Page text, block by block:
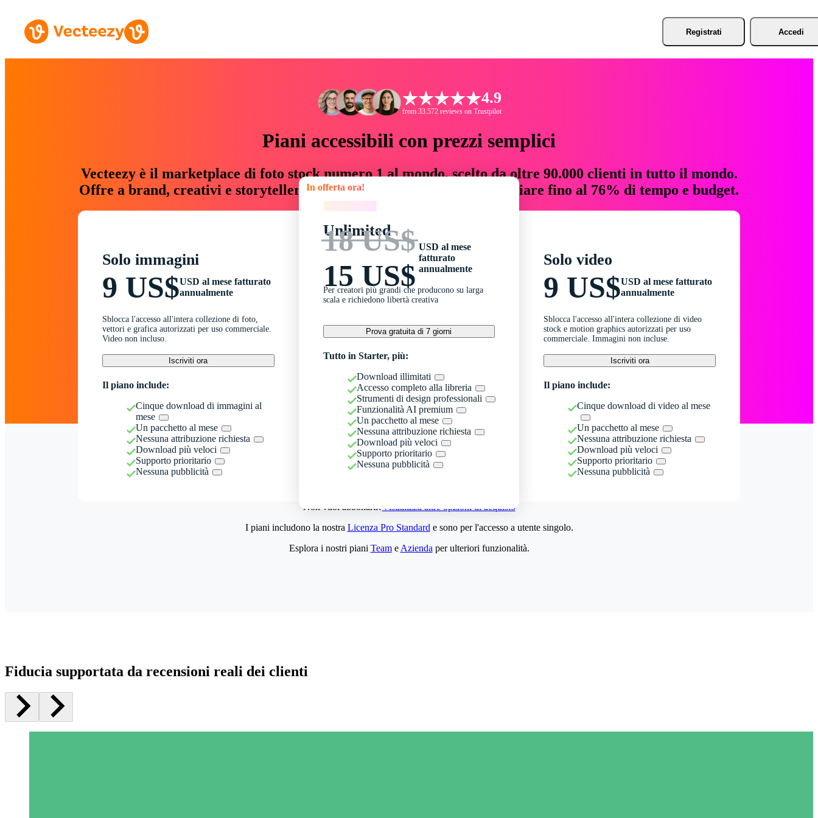
Registrati Accedi
4.9
from 33.572 reviews on Trustpilot
Piani accessibili con prezzi semplici
Vecteezy è il marketplace di foto stock numero 1 al mondo, scelto da oltre 90.000 clienti in tutto il mondo.
Offre a brand, creativi e storyteller risorse creative che fanno risparmiare fino al 76% di tempo e budget.
Solo immagini
9 US$USD al mese fatturato
annualmente
Sblocca l'accesso all'intera collezione di foto,
vettori e grafica autorizzati per uso commerciale.
Video non incluso.
Iscriviti ora
Il piano include:
Cinque download di immagini al
mese
Un pacchetto al mese
Nessuna attribuzione richiesta
Download più veloci
Supporto prioritario
Nessuna pubblicità
In offerta ora!
Unlimited
18 US$
15 US$
USD al mese
fatturato
annualmente
Per creatori più grandi che producono su larga
scala e richiedono libertà creativa
Prova gratuita di 7 giorni
Tutto in Starter, più:
Download illimitati
Accesso completo alla libreria
Strumenti di design professionali
Funzionalità AI premium
Un pacchetto al mese
Nessuna attribuzione richiesta
Download più veloci
Supporto prioritario
Nessuna pubblicità
Solo video
9 US$USD al mese fatturato
annualmente
Sblocca l'accesso all'intera collezione di video
stock e motion graphics autorizzati per uso
commerciale. Immagini non incluse.
Iscriviti ora
Il piano include:
Cinque download di video al mese
Un pacchetto al mese
Nessuna attribuzione richiesta
Download più veloci
Supporto prioritario
Nessuna pubblicità
Non vuoi abbonarti?Visualizza altre opzioni di acquisto
I piani includono la nostra Licenza Pro Standard e sono per l'accesso a utente singolo.
Esplora i nostri piani Teame Azienda per ulteriori funzionalità.
Fiducia supportata da recensioni reali dei clienti